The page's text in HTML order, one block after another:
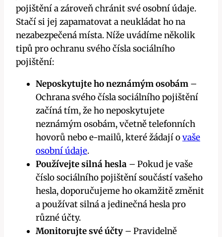
pojištění a zároveň chránit své osobní údaje.
Stačí si jej zapamatovat a neukládat ho na
nezabezpečená místa. Níže uvádíme několik
tipů pro ochranu svého čísla sociálního
pojištění:
Neposkytujte ho neznámým osobám –
Ochrana svého čísla sociálního pojištění
začíná tím, že ho neposkytujete
neznámým osobám, včetně telefonních
hovorů nebo e-mailů, které žádají ovaše
osobní údaje.
Používejte silná hesla – Pokud je vaše
číslo sociálního pojištění součástí vašeho
hesla, doporučujeme ho okamžitě změnit
a používat silná a jedinečná hesla pro
různé účty.
Monitorujte své účty – Pravidelně